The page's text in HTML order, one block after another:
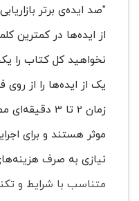
"صد ایده‌ی برتر
از ایده‌ها در کمترین
‌‌نخواهید‌‌ کل کتاب را
یک از ایده‌ها را از
زمان 2 تا 3
موثر هستند و برای
نیازی به صرف
متناسب با شرایط و